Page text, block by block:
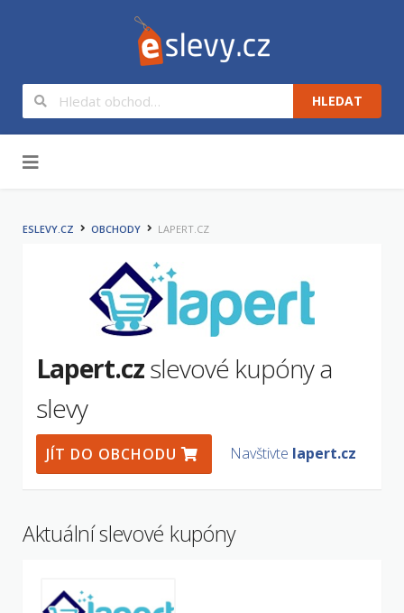
HLEDAT
ESLEVY.CZ OBCHODY LAPERT.CZ
Lapert.czslevové kupóny a
slevy
JÍT DO OBCHODU Navštivte lapert.cz
Aktuální slevové kupóny